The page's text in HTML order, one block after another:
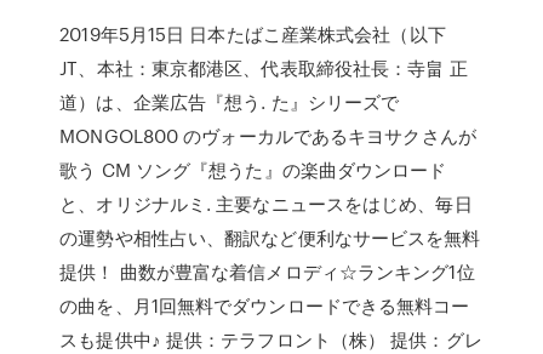
2019年5月15日 日本たばこ産業株式会社（以下
JT、本社：東京都港区、代表取締役社長：寺畠 正
道）は、企業広告『想う. た』シリーズで
MONGOL800 のヴォーカルであるキヨサクさんが
歌う CM ソング『想うた』の楽曲ダウンロード
と、オリジナルミ. 主要なニュースをはじめ、毎日
の運勢や相性占い、翻訳など便利なサービスを無料
提供！ 曲数が豊富な着信メロディ☆ランキング1位
の曲を、月1回無料でダウンロードできる無料コー
スも提供中♪ 提供：テラフロント（株） 提供：グレ